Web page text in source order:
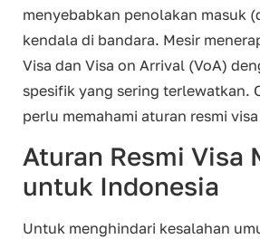
menyebabkan penolakan masuk
kendala di bandara. Mesir
Visa dan Visa on Arrival (VoA)
spesifik yang sering terlewatkan.
perlu memahami aturan resmi visa
Aturan Resmi Visa
untuk Indonesia
Untuk menghindari kesalahan